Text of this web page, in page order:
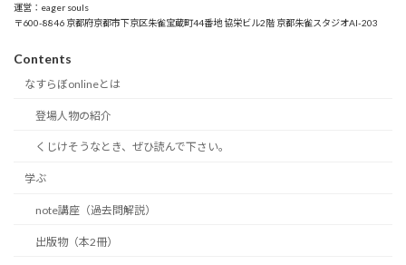
運営：eager souls
〒600-8846 京都府京都市下京区朱雀宝蔵町44番地 協栄ビル2階 京都朱雀スタジオAI-203
Contents
なすらぼonlineとは
登場人物の紹介
くじけそうなとき、ぜひ読んで下さい。
学ぶ
note講座（過去問解説）
出版物（本2冊）